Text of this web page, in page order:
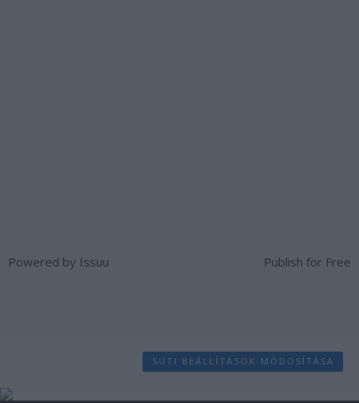
Powered by Issuu Publish for Free
SÜTI BEÁLLÍTÁSOK MÓDOSÍTÁSA